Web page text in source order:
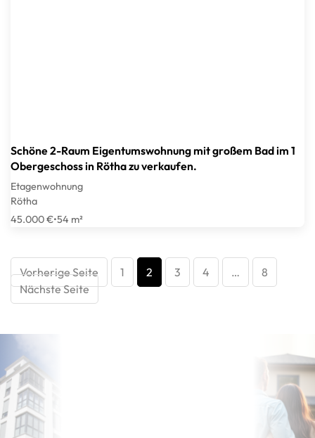
Schöne 2-Raum Eigentumswohnung mit großem Bad im 1
Obergeschoss in Rötha zu verkaufen.
Etagenwohnung
Rötha
45.000 €•54 m²
Vorherige Seite 1 2 3 4 …
8
Nächste Seite